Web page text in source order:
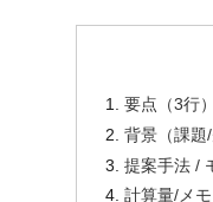
要点（3行）
背景（課題/
提案手法 /
計算量/メ